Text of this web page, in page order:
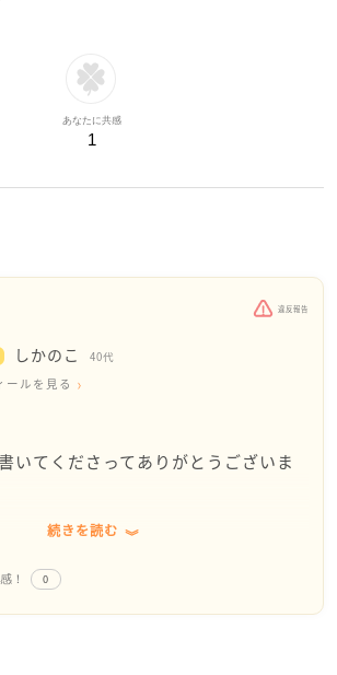
あなたに共感
1
違反報告
しかのこ 40代
ールを見る
いてくださってありがとうございま
の中で、性的なことがつらいって、
づらいことですよね…。
のように、自分の感覚に正直に目を
、とても大切なことだと思います。
続きを読む
！ 0